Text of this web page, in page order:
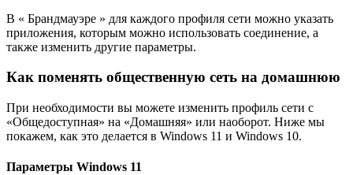
В « Брандмауэре » для каждого профиля сети можно указать
приложения, которым можно использовать соединение, а
также изменить другие параметры.
Как поменять общественную сеть на домашнюю
При необходимости вы можете изменить профиль сети с
«Общедоступная» на «Домашняя» или наоборот. Ниже мы
покажем, как это делается в Windows 11 и Windows 10.
Параметры Windows 11